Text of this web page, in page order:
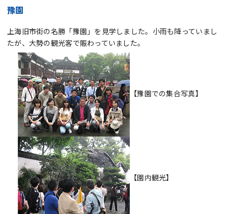
豫園
上海旧市街の名勝「豫園」を見学しました。小雨も降っていまし
たが、大勢の観光客で賑わっていました。
【豫園での集合写真】
【園内観光】